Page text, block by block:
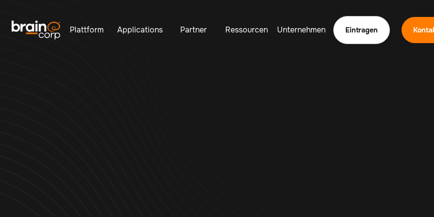
Plattform Applications Partner Ressourcen Unternehmen Eintragen